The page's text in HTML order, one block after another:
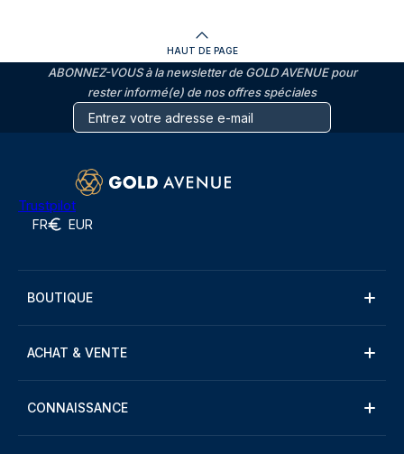
HAUT DE PAGE
ABONNEZ-VOUS à la newsletter de GOLD AVENUE pour
rester informé(e) de nos offres spéciales
Trustpilot
FR EUR
BOUTIQUE
ACHAT & VENTE
CONNAISSANCE